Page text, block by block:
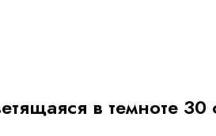
в темноте 30